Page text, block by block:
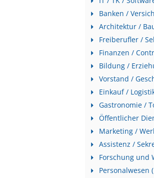
Architektur /
Finanzen /
Vorstand /
Gastronomie /
Öffentlicher
Marketing /
Assistenz /
Forschung und
Personalwesen